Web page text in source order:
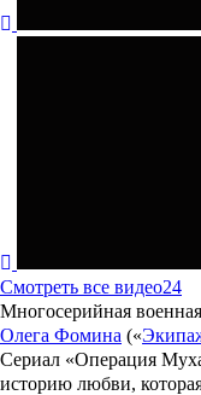
Смотреть все видео24
Многосерийная
Олега Фомина («
Сериал «Операция
историю любви,